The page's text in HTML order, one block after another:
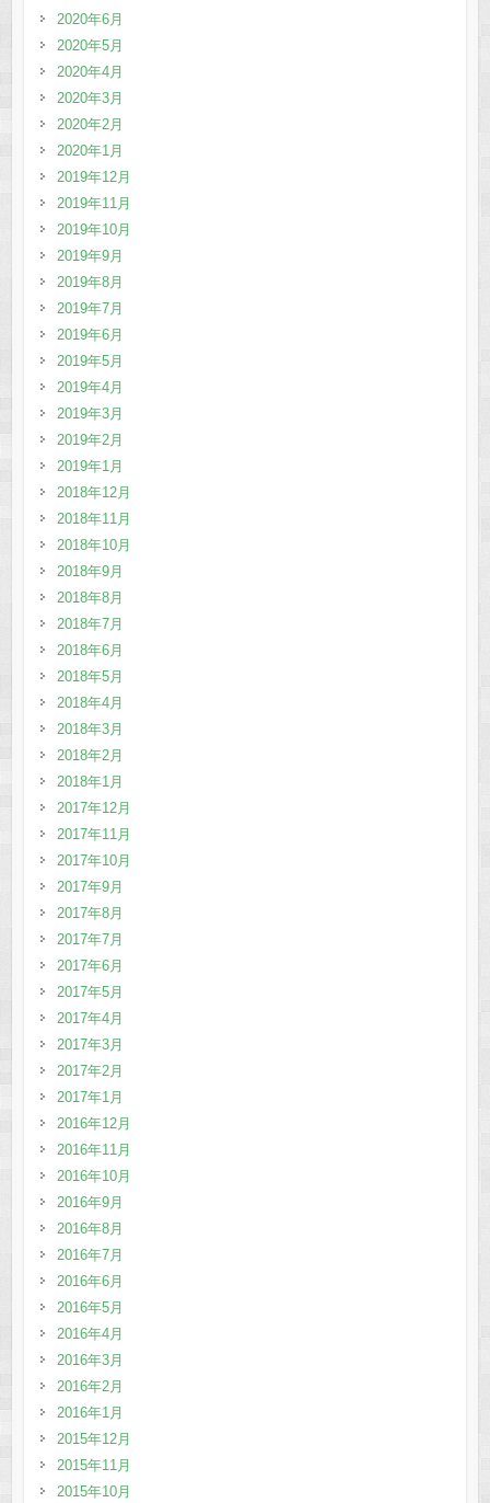
2020年6月
2020年5月
2020年4月
2020年3月
2020年2月
2020年1月
2019年12月
2019年11月
2019年10月
2019年9月
2019年8月
2019年7月
2019年6月
2019年5月
2019年4月
2019年3月
2019年2月
2019年1月
2018年12月
2018年11月
2018年10月
2018年9月
2018年8月
2018年7月
2018年6月
2018年5月
2018年4月
2018年3月
2018年2月
2018年1月
2017年12月
2017年11月
2017年10月
2017年9月
2017年8月
2017年7月
2017年6月
2017年5月
2017年4月
2017年3月
2017年2月
2017年1月
2016年12月
2016年11月
2016年10月
2016年9月
2016年8月
2016年7月
2016年6月
2016年5月
2016年4月
2016年3月
2016年2月
2016年1月
2015年12月
2015年11月
2015年10月